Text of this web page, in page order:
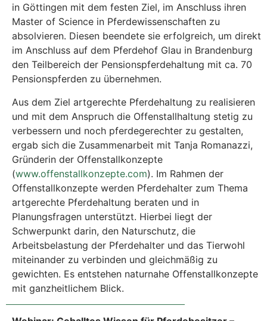
in Göttingen mit dem festen Ziel, im Anschluss ihren
Master of Science in Pferdewissenschaften zu
absolvieren. Diesen beendete sie erfolgreich, um direkt
im Anschluss auf dem Pferdehof Glau in Brandenburg
den Teilbereich der Pensionspferdehaltung mit ca. 70
Pensionspferden zu übernehmen.
Aus dem Ziel artgerechte Pferdehaltung zu realisieren
und mit dem Anspruch die Offenstallhaltung stetig zu
verbessern und noch pferdegerechter zu gestalten,
ergab sich die Zusammenarbeit mit Tanja Romanazzi,
Gründerin der Offenstallkonzepte
(www.offenstallkonzepte.com). Im Rahmen der
Offenstallkonzepte werden Pferdehalter zum Thema
artgerechte Pferdehaltung beraten und in
Planungsfragen unterstützt. Hierbei liegt der
Schwerpunkt darin, den Naturschutz, die
Arbeitsbelastung der Pferdehalter und das Tierwohl
miteinander zu verbinden und gleichmäßig zu
gewichten. Es entstehen naturnahe Offenstallkonzepte
mit ganzheitlichem Blick.